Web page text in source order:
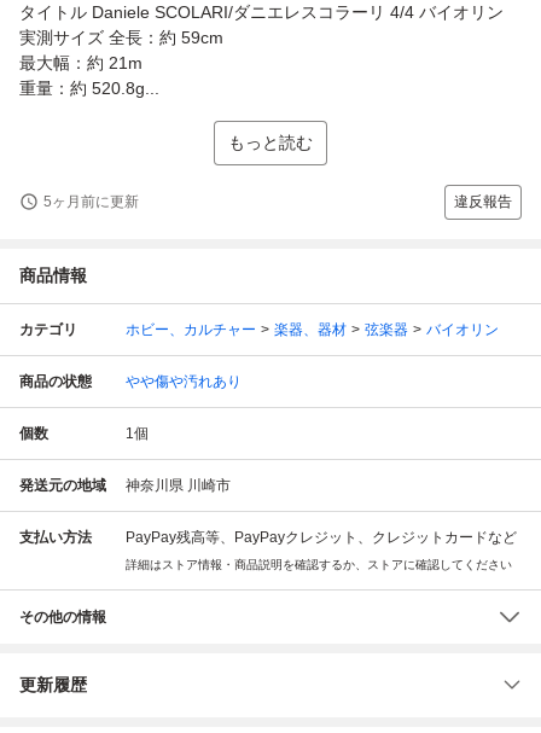
タイトル Daniele SCOLARI/ダニエレスコラーリ 4/4 バイオリン
実測サイズ 全長：約 59cm
最大幅：約 21m
重量：約 520.8g...
もっと読む
5ヶ月前に更新 違反報告
商品情報
カテゴリ ホビー、カルチャー 楽器、器材 弦楽器 バイオリン
商品の状態 やや傷や汚れあり
個数 1個
発送元の地域 神奈川県 川崎市
支払い方法 PayPay残高等、PayPayクレジット、クレジットカードなど
詳細はストア情報・商品説明を確認するか、ストアに確認してください
その他の情報
更新履歴